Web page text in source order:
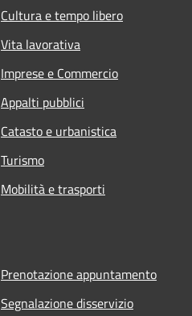
Cultura e tempo libero
Vita lavorativa
Imprese e Commercio
Appalti pubblici
Catasto e urbanistica
Turismo
Mobilità e trasporti
Prenotazione appuntamento
Segnalazione disservizio